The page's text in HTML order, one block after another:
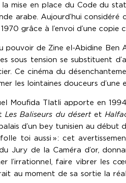
mise en place du Code du
arabe. Aujourd’hui considéré
grâce à l’envoi d’une copie
pouvoir de Zine el-Abidine
sous tension se substituent
Ce cinéma du
les lointaines douceurs
Moufida Tlatli apporte en
Les Baliseurs du désertet
d’un bey tunisien au
toi aussi » : cet
Jury de la Caméra d’or,
l’irrationnel, faire vibrer les
au moment de sa sortie la